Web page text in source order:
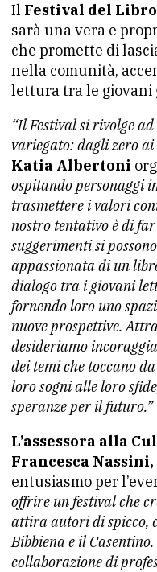
Il Festival del
sarà una vera e
che promette di
nella comunità,
lettura tra le giovani
“Il Festival si rivolge
variegato: dagli zero
Katia Albertoni
ospitando personaggi
trasmettere i valori
nostro tentativo è di
suggerimenti si
appassionata di un
dialogo tra i giovani
fornendo loro uno
nuove prospettive.
desideriamo
dei temi che toccano
loro sogni alle loro
speranze per il futuro.”
L’assessora alla
Francesca Nassini,
entusiasmo per
offrire un festival che
attira autori di spicco,
Bibbiena e il Casentino.
collaborazione di